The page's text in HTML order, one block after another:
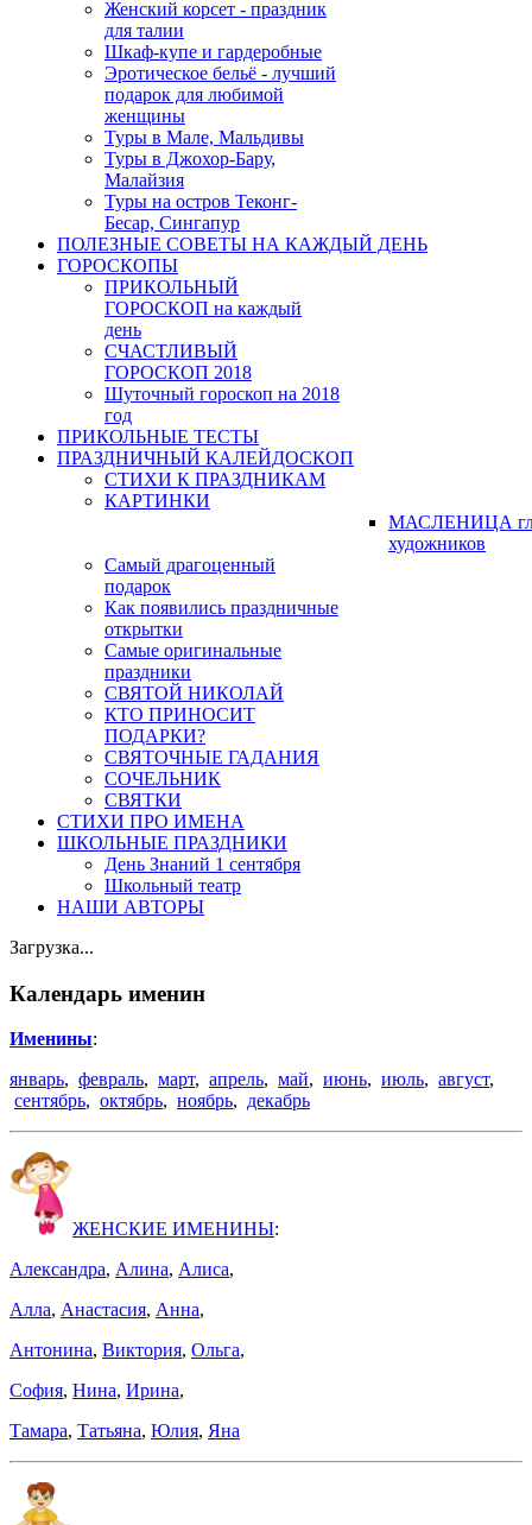
Женский корсет - праздник
для талии
Шкаф-купе и гардеробные
Эротическое бельё - лучший
подарок для любимой
женщины
Туры в Мале, Мальдивы
Туры в Джохор-Бару,
Малайзия
Туры на остров Теконг-
Бесар, Сингапур
ПОЛЕЗНЫЕ СОВЕТЫ НА КАЖДЫЙ ДЕНЬ
ГОРОСКОПЫ
ПРИКОЛЬНЫЙ
ГОРОСКОП на каждый
день
СЧАСТЛИВЫЙ
ГОРОСКОП 2018
Шуточный гороскоп на 2018
год
ПРИКОЛЬНЫЕ ТЕСТЫ
ПРАЗДНИЧНЫЙ КАЛЕЙДОСКОП
СТИХИ К ПРАЗДНИКАМ
КАРТИНКИ
МАСЛЕНИЦА
художников
Самый драгоценный
подарок
Как появились праздничные
открытки
Самые оригинальные
праздники
СВЯТОЙ НИКОЛАЙ
КТО ПРИНОСИТ
ПОДАРКИ?
СВЯТОЧНЫЕ ГАДАНИЯ
СОЧЕЛЬНИК
СВЯТКИ
СТИХИ ПРО ИМЕНА
ШКОЛЬНЫЕ ПРАЗДНИКИ
День Знаний 1 сентября
Школьный театр
НАШИ АВТОРЫ
Загрузка...
Календарь именин
Именины:
январь, февраль, март, апрель, май, июнь, июль, август,
сентябрь, октябрь, ноябрь, декабрь
ЖЕНСКИЕ ИМЕНИНЫ:
Александра, Алина, Алиса,
Алла, Анастасия, Анна,
Антонина, Виктория, Ольга,
София, Нина, Ирина,
Тамара, Татьяна, Юлия, Яна